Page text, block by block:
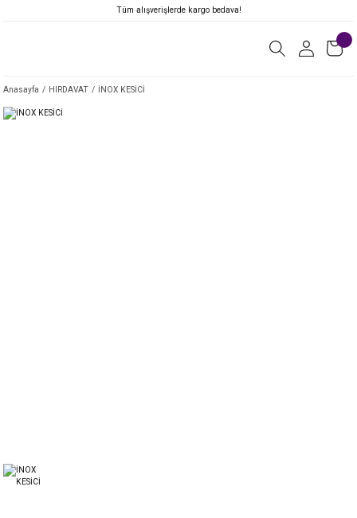
Tüm alışverişlerde kargo bedava!
Anasayfa HIRDAVAT İNOX KESİCİ